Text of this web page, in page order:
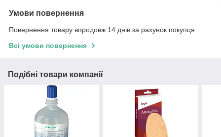
Умови повернення
Повернення товару впродовж 14 днів за рахунок покупця
Всі умови повернення
Подібні товари компанії